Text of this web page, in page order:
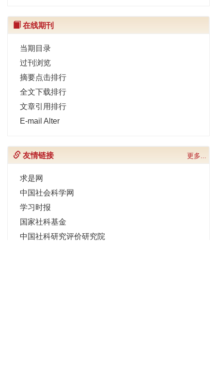
在线期刊
当期目录
过刊浏览
摘要点击排行
全文下载排行
文章引用排行
E-mail Alter
友情链接 更多...
求是网
中国社会科学网
学习时报
国家社科基金
中国社科研究评价研究院